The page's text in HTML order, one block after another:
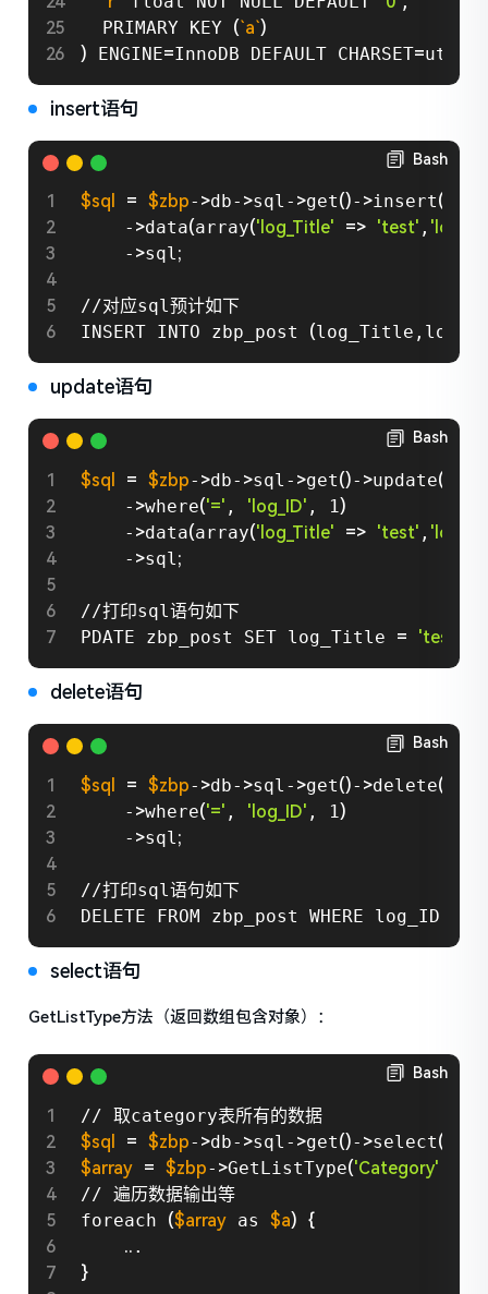
  PRIMARY KEY
(`a`)
) ENGINE=InnoDB DEFAULT CHARSET=
insert语句
Bash
$sql = $zbp- >db- >sql- >get()- >insert(
    -
>data(array('log_Title' => 'test' ,
    -
>sql;
//对应sql预计如下
INSERT INTO zbp_post (
update语句
Bash
$sql = $zbp- >db- >sql- >get()- >update(
    -
>where('=' , 'log_ID' , 1)
    -
>data(array('log_Title' => 'test' ,
    -
>sql;
//打印sql语句如下
PDATE zbp_post SET log_Title = 'test'
delete语句
Bash
$sql = $zbp- >db- >sql- >get()- >delete(
    -
>where('=' , 'log_ID' , 1)
    -
>sql;
//打印sql语句如下
DELETE FROM zbp_post WHERE log_ID
select语句
GetListType方法（返回数组包含对象）：
Bash
$sql
= $zbp- >db- >sql- >get()- >select(
$array = $zbp- >GetListType('Category'
// 遍历数据输出等
foreach ($array as $a) {
..
}